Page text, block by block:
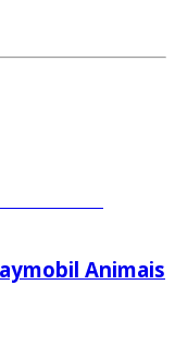
Animais